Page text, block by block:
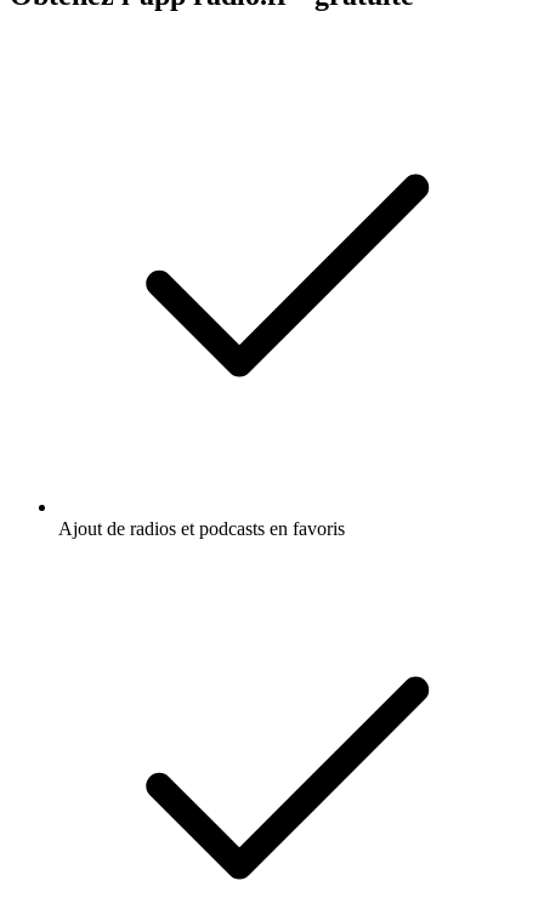
Ajout de radios et podcasts en favoris